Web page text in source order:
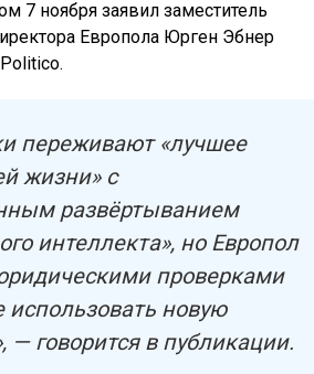
7 ноября заявил заместитель
Европола Юрген Эбнер
переживают «лучшее
жизни» с
развёртыванием
интеллекта», но Европол
проверками
новую
— говорится в публикации.